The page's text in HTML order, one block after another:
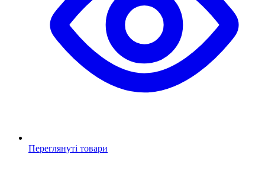
Переглянуті товари